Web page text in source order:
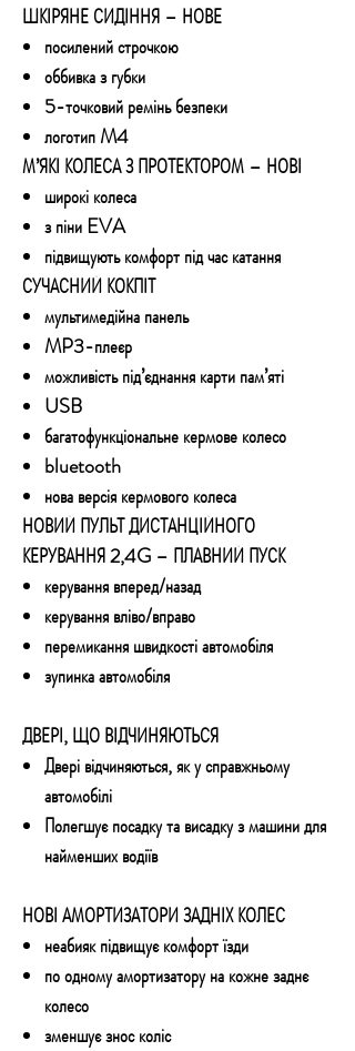
ШКІРЯНЕ СИДІННЯ – НОВЕ
посилений строчкою
оббивка з губки
5-точковий ремінь безпеки
логотип M4
М’ЯКІ КОЛЕСА З ПРОТЕКТОРОМ – НОВІ
широкі колеса
з піни EVA
підвищують комфорт під час катання
СУЧАСНИЙ КОКПІТ
мультимедійна панель
MP3-плеєр
можливість під’єднання карти пам’яті
USB
багатофункціональне кермове колесо
bluetooth
нова версія кермового колеса
НОВИЙ ПУЛЬТ ДИСТАНЦІЙНОГО
КЕРУВАННЯ 2,4G – ПЛАВНИЙ ПУСК
керування вперед/назад
керування вліво/вправо
перемикання швидкості автомобіля
зупинка автомобіля
ДВЕРІ, ЩО ВІДЧИНЯЮТЬСЯ
Двері відчиняються, як у справжньому
автомобілі
Полегшує посадку та висадку з машини для
найменших водіїв
НОВІ АМОРТИЗАТОРИ ЗАДНІХ КОЛЕС
неабияк підвищує комфорт їзди
по одному амортизатору на кожне заднє
колесо
зменшує знос коліс